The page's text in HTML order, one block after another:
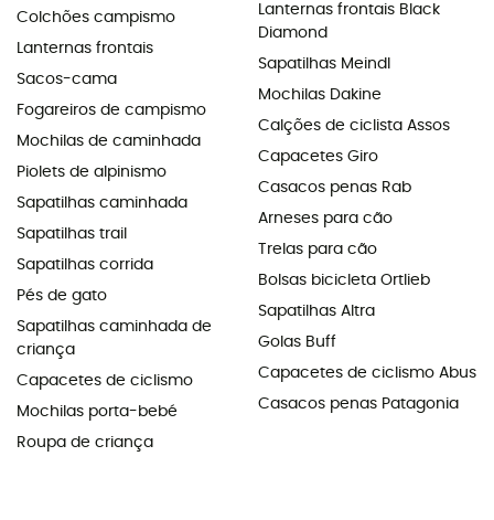
Colchões campismo
Lanternas frontais
Sacos-cama
Fogareiros de campismo
Mochilas de caminhada
Piolets de alpinismo
Sapatilhas caminhada
Sapatilhas trail
Sapatilhas corrida
Pés de gato
Sapatilhas caminhada de
criança
Capacetes de ciclismo
Mochilas porta-bebé
Roupa de criança
Lanternas frontais Black
Diamond
Sapatilhas Meindl
Mochilas Dakine
Calções de ciclista Assos
Capacetes Giro
Casacos penas Rab
Arneses para cão
Trelas para cão
Bolsas bicicleta Ortlieb
Sapatilhas Altra
Golas Buff
Capacetes de ciclismo Abus
Casacos penas Patagonia